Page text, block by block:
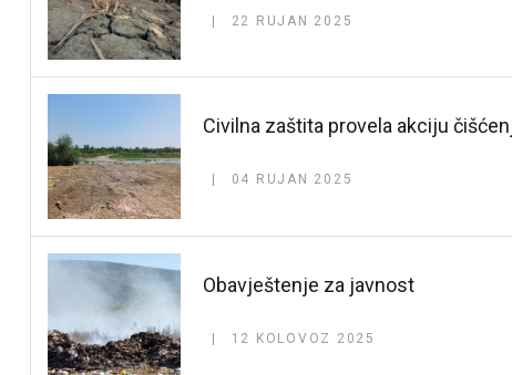
22 RUJAN 2025
Civilna zaštita provela akciju
04 RUJAN 2025
Obavještenje za javnost
12 KOLOVOZ 2025